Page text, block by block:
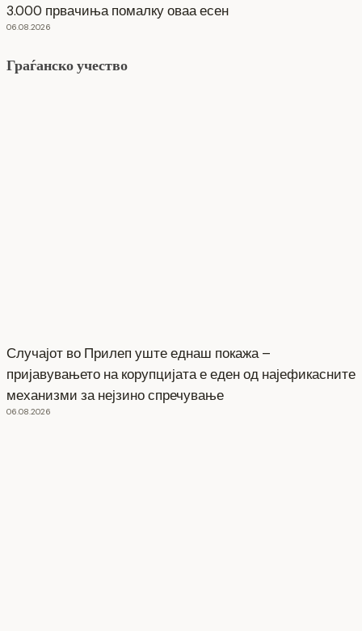
3.000 првачиња помалку оваа есен
06.08.2026
Граѓанско учество
Случајот во Прилеп уште еднаш покажа –
пријавувањето на корупцијата е еден од најефикасните
механизми за нејзино спречување
06.08.2026